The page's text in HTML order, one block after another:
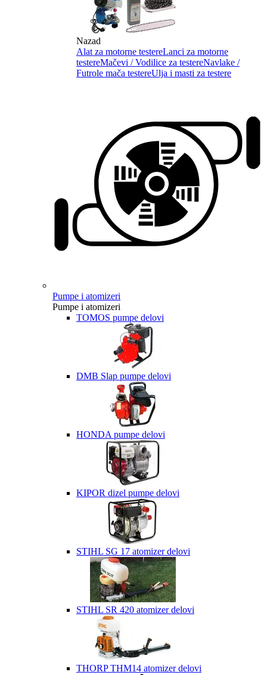
Nazad
Alat za motorne testereLanci za motorne
testereMačevi / Vodilice za testereNavlake /
Futrole mača testereUlja i masti za testere
Pumpe i atomizeri
Pumpe i atomizeri
TOMOS pumpe delovi
DMB Slap pumpe delovi
HONDA pumpe delovi
KIPOR dizel pumpe delovi
STIHL SG 17 atomizer delovi
STIHL SR 420 atomizer delovi
THORP THM14 atomizer delovi